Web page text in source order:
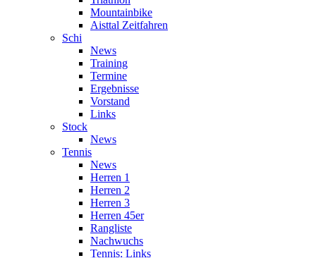
Mountainbike
Aisttal Zeitfahren
Schi
News
Training
Termine
Ergebnisse
Vorstand
Links
Stock
News
Tennis
News
Herren 1
Herren 2
Herren 3
Herren 45er
Rangliste
Nachwuchs
Tennis: Links